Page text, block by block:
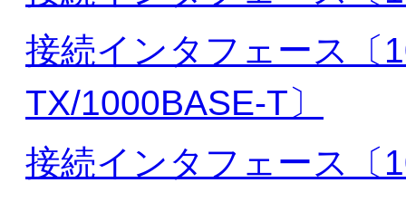
接続インタフェース〔
TX/1000BASE-T〕
接続インタフェース〔